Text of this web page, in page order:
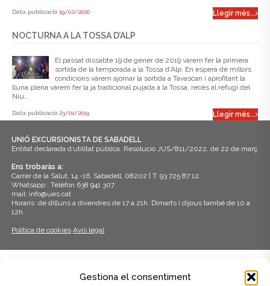
Gestiona el consentiment
Data publicació 19/02/2020 Llegir més...
NOCTURNA A LA TOSSA D’ALP
El passat dissabte 19 de gener de 2019 vàrem fer la primera
sortida de la temporada a la Tossa d’Alp. En espera de millors
condicions vàrem ajornar la sortida a Tavascan i aprofitant la
lluna plena vàrem fer la ja tradicional pujada a la Tossa, recès al refugi del
Niu…
Data publicació 23/01/2019 Llegir més...
UNIÓ EXCURSIONISTA DE SABADELL
Entitat declarada d’utilitat pública. Resolució JUS/811/2022, de 22 de març
Ens trobaràs a:
Carrer de la Salut, 14 -16, Sabadell, 08202 | T: 93 725 87 12.
Whatsapp : Telèfon 638 941 307
mail: info@ues.cat
Horaris: de dilluns a divendres de 17 a 21h. Dimarts i dijous també de 10 a
12h.
Política de cookies Avís legal